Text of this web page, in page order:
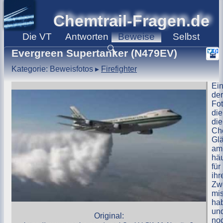
Chemtrail-Fragen.de
Die VT Antworten Beweise
Selbst
🔍
Evergreen Supertanker (N479EV)
Kategorie: Beweisfotos▸Firefighter
Original:
der
die
die
am
für